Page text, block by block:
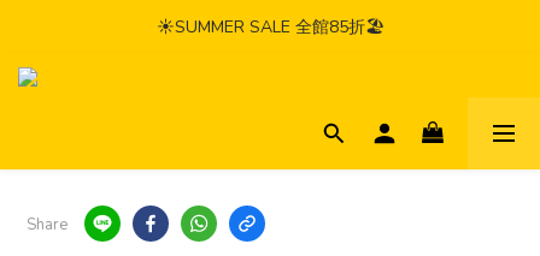
☀️SUMMER SALE 全館85折🏖️
Share